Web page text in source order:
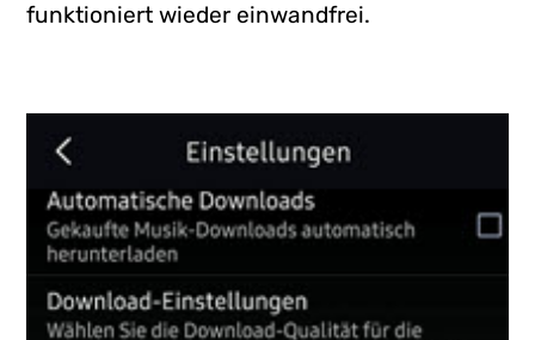
funktioniert wieder einwandfrei.